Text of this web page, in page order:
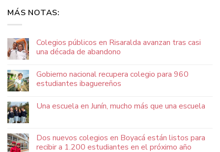
MÁS NOTAS:
Colegios públicos en Risaralda avanzan tras casi
una década de abandono
Gobierno nacional recupera colegio para 960
estudiantes ibaguereños
Una escuela en Junín, mucho más que una escuela
Dos nuevos colegios en Boyacá están listos para
recibir a 1.200 estudiantes en el próximo año